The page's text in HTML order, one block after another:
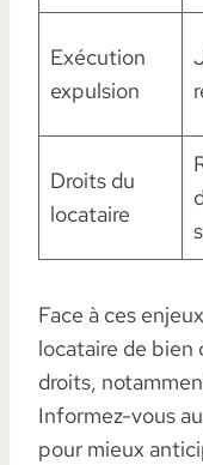
Exécution
expulsion
Droits du
locataire
Face à ces
locataire de bien
droits,
Informez-vous
pour mieux